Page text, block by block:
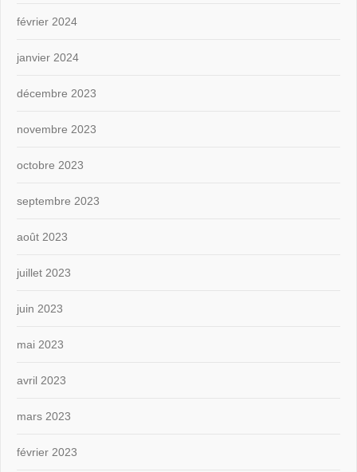
février 2024
janvier 2024
décembre 2023
novembre 2023
octobre 2023
septembre 2023
août 2023
juillet 2023
juin 2023
mai 2023
avril 2023
mars 2023
février 2023